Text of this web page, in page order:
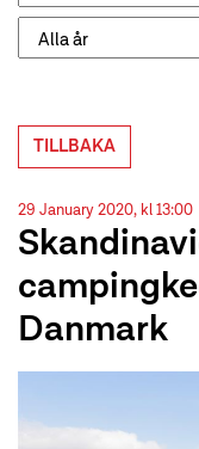
TILLBAKA
29 January 2020, kl 13:00
Danmark